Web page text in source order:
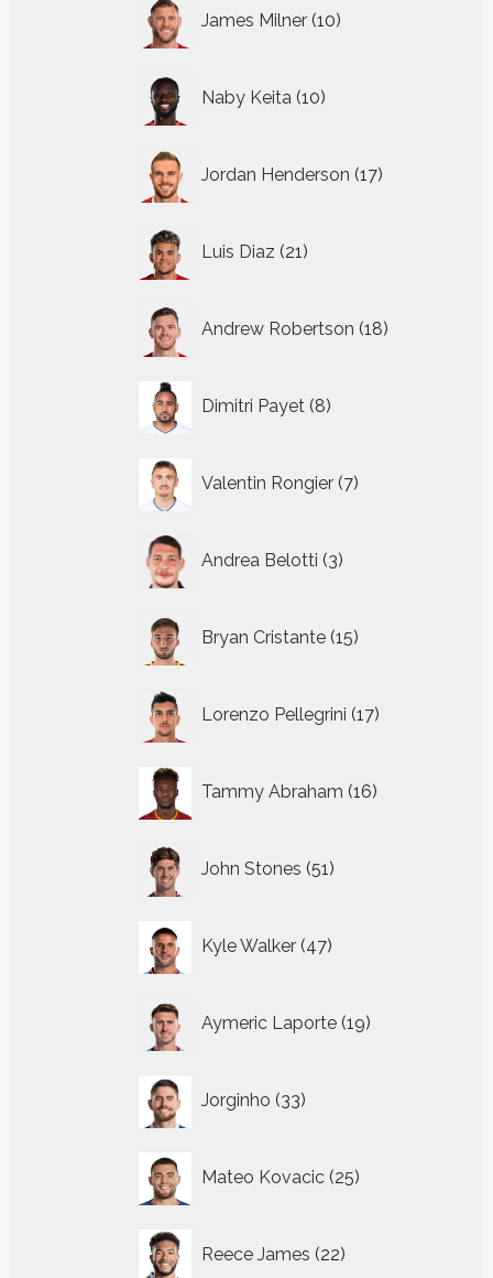
James Milner 10
producten
Naby Keita 10
producten
Jordan Henderson 17
producten
Luis Diaz 21
producten
Andrew Robertson 18
producten
Dimitri Payet 8
producten
Valentin Rongier 7
producten
Andrea Belotti 3
producten
Bryan Cristante 15
producten
Lorenzo Pellegrini 17
producten
Tammy Abraham 16
producten
John Stones 51
producten
Kyle Walker 47
producten
Aymeric Laporte 19
producten
Jorginho 33
producten
Mateo Kovacic 25
producten
Reece James 22
producten